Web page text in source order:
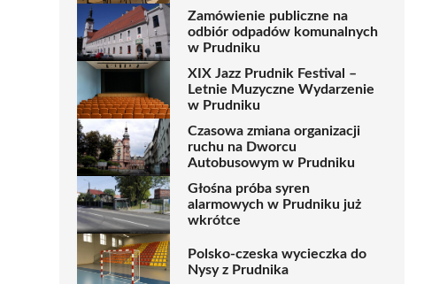
Zamówienie publiczne na
odbiór odpadów komunalnych
w Prudniku
XIX Jazz Prudnik Festival –
Letnie Muzyczne Wydarzenie
w Prudniku
Czasowa zmiana organizacji
ruchu na Dworcu
Autobusowym w Prudniku
Głośna próba syren
alarmowych w Prudniku już
wkrótce
Polsko-czeska wycieczka do
Nysy z Prudnika